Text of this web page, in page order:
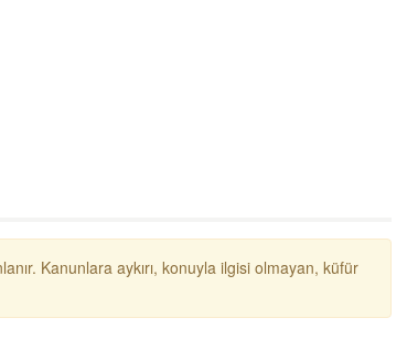
Kanunlara aykırı, konuyla ilgisi olmayan, küfür